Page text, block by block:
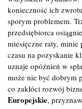
konieczność ich
sporym problemem.
przedsiębiorca
miesięczne raty,
czasu na pozyskanie
uznaje opóźnień w
może nie być dobrym
co zakłóci rozwój
Europejskie,